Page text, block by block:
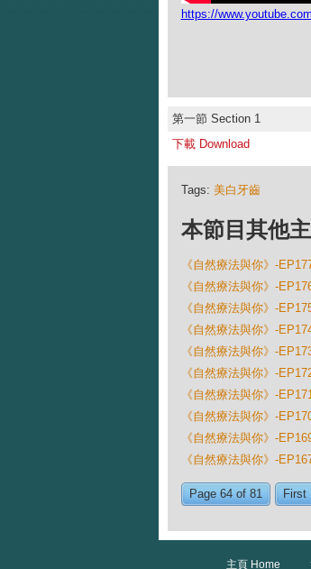
https://
第一節 Section 1
下載 Download
Tags: 美白牙齒
本節目其他
《自然療法與你》-
《自然療法與你》-
《自然療法與你》-
《自然療法與你》-
《自然療法與你》-
《自然療法與你》-
《自然療法與你》-
《自然療法與你》-
《自然療法與你》-
《自然療法與你》-
Page 64 of 81 First
主頁 Home